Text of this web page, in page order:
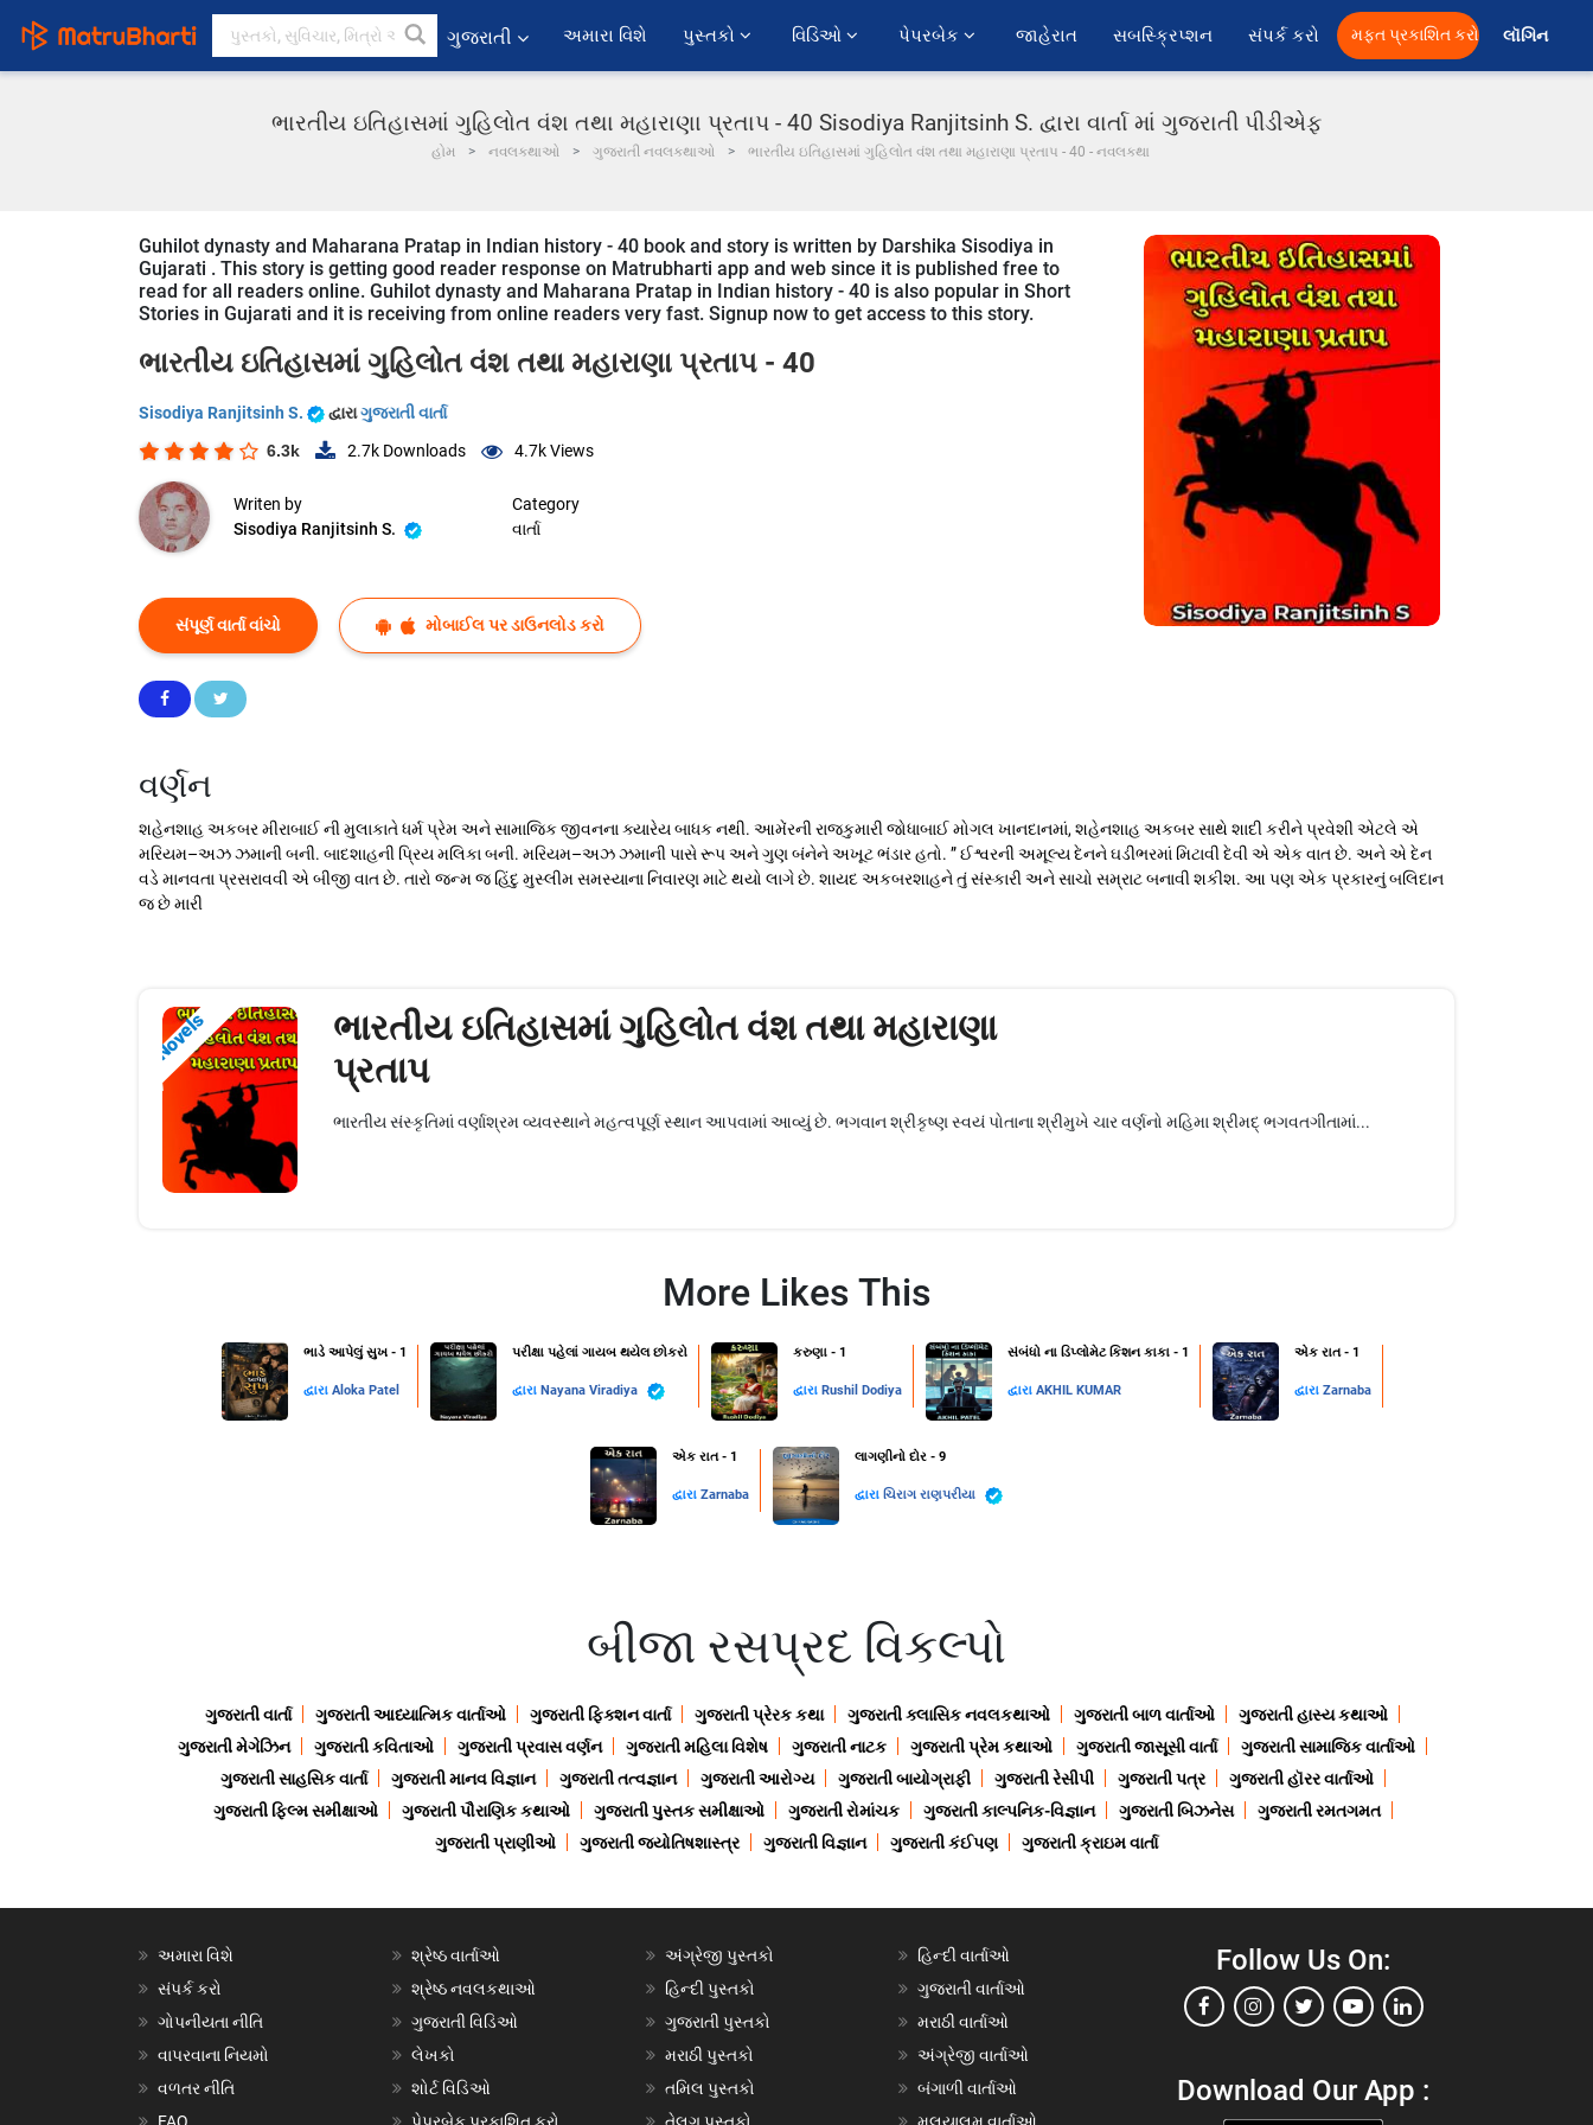
ગુજરાતી અમારા વિશે પુસ્તકો વિડિઓ પેપરબેક જાહેરાત સબસ્ક્રિપ્શન સંપર્ક કરો મફત પ્રકાશિત કરો લૉગિન
ભારતીય ઇતિહાસમાં ગુહિલોત વંશ તથા મહારાણા પ્રતાપ - 40 Sisodiya Ranjitsinh S. દ્વારા વાર્તા માં ગુજરાતી પીડીએફ
હોમ નવલકથાઓ ગુજરાતી નવલકથાઓ ભારતીય ઇતિહાસમાં ગુહિલોત વંશ તથા મહારાણા પ્રતાપ - 40 - નવલકથા
Guhilot dynasty and Maharana Pratap in Indian history - 40 book and story is written by Darshika Sisodiya in
Gujarati . This story is getting good reader response on Matrubharti app and web since it is published free to
read for all readers online. Guhilot dynasty and Maharana Pratap in Indian history - 40 is also popular in Short
Stories in Gujarati and it is receiving from online readers very fast. Signup now to get access to this story.
ભારતીય ઇતિહાસમાં ગુહિલોત વંશ તથા મહારાણા પ્રતાપ - 40
Sisodiya Ranjitsinh S. દ્વારાગુજરાતી વાર્તા
6.3k 2.7k Downloads 4.7kViews
Writen by
Sisodiya Ranjitsinh S.
Category
વાર્તા
સંપૂર્ણ વાર્તા વાંચો મોબાઈલ પર ડાઉનલોડ કરો
વર્ણન
શહેનશાહ અકબર મીરાબાઈ ની મુલાકાતે ધર્મ પ્રેમ અને સામાજિક જીવનના ક્યારેય બાધક નથી. આમેંરની રાજકુમારી જોધાબાઈ મોગલ ખાનદાનમાં, શહેનશાહ અકબર સાથે શાદી કરીને પ્રવેશી એટલે એ
મરિયમ–અઝ ઝમાની બની. બાદશાહની પ્રિય મલિકા બની. મરિયમ–અઝ ઝમાની પાસે રૂપ અને ગુણ બંનેને અખૂટ ભંડાર હતો. ” ઈશ્વરની અમૂલ્ય દેનને ઘડીભરમાં મિટાવી દેવી એ એક વાત છે. અને એ દેન
વડે માનવતા પ્રસરાવવી એ બીજી વાત છે. તારો જન્મ જ હિંદુ મુસ્લીમ સમસ્યાના નિવારણ માટે થયો લાગે છે. શાયદ અકબરશાહને તું સંસ્કારી અને સાચો સમ્રાટ બનાવી શકીશ. આ પણ એક પ્રકારનું બલિદાન
જ છે મારી
Novels
ભારતીય ઇતિહાસમાં ગુહિલોત વંશ તથા મહારાણા
પ્રતાપ
ભારતીય સંસ્કૃતિમાં વર્ણાશ્રમ વ્યવસ્થાને મહત્વપૂર્ણ સ્થાન આપવામાં આવ્યું છે. ભગવાન શ્રીકૃષ્ણ સ્વયં પોતાના શ્રીમુખે ચાર વર્ણનો મહિમા શ્રીમદ્ ભગવતગીતામાં...
More Likes This
ભાડે આપેલું સુખ - 1
દ્વારા Aloka Patel
પરીક્ષા પહેલાં ગાયબ થયેલ છોકરો
દ્વારા Nayana Viradiya
કરુણા - 1
દ્વારા Rushil Dodiya
સંબંધો ના ડિપ્લોમેટ કિશન કાકા - 1
દ્વારા AKHIL KUMAR
એક રાત - 1
દ્વારા Zarnaba
એક રાત - 1
દ્વારા Zarnaba
લાગણીનો દોર - 9
દ્વારા ચિરાગ રાણપરીયા
બીજા રસપ્રદ વિકલ્પો
ગુજરાતી વાર્તા ગુજરાતી આધ્યાત્મિક વાર્તાઓ ગુજરાતી ફિક્શન વાર્તા ગુજરાતી પ્રેરક કથા ગુજરાતી ક્લાસિક નવલકથાઓ ગુજરાતી બાળ વાર્તાઓ
ગુજરાતી હાસ્ય કથાઓ
ગુજરાતી મેગેઝિન
ગુજરાતી કવિતાઓ ગુજરાતી પ્રવાસ વર્ણન ગુજરાતી મહિલા વિશેષ ગુજરાતી નાટક ગુજરાતી પ્રેમ કથાઓ ગુજરાતી જાસૂસી વાર્તા
ગુજરાતી સામાજિક વાર્તાઓ
ગુજરાતી સાહસિક વાર્તા
ગુજરાતી માનવ વિજ્ઞાન ગુજરાતી તત્વજ્ઞાન ગુજરાતી આરોગ્ય ગુજરાતી બાયોગ્રાફી ગુજરાતી રેસીપી ગુજરાતી પત્ર
ગુજરાતી હૉરર વાર્તાઓ
ગુજરાતી ફિલ્મ સમીક્ષાઓ
ગુજરાતી પૌરાણિક કથાઓ ગુજરાતી પુસ્તક સમીક્ષાઓ ગુજરાતી રોમાંચક ગુજરાતી કાલ્પનિક-વિજ્ઞાન ગુજરાતી બિઝનેસ
ગુજરાતી રમતગમત
ગુજરાતી પ્રાણીઓ
ગુજરાતી જ્યોતિષશાસ્ત્ર ગુજરાતી વિજ્ઞાન ગુજરાતી કંઈપણ ગુજરાતી ક્રાઇમ વાર્તા
અમારા વિશે
સંપર્ક કરો
ગોપનીયતા નીતિ
વાપરવાના નિયમો
વળતર નીતિ
શ્રેષ્ઠ વાર્તાઓ
શ્રેષ્ઠ નવલકથાઓ
ગુજરાતી વિડિઓ
લેખકો
શોર્ટ વિડિઓ
અંગ્રેજી પુસ્તકો
હિન્દી પુસ્તકો
ગુજરાતી પુસ્તકો
મરાઠી પુસ્તકો
તમિલ પુસ્તકો
હિન્દી વાર્તાઓ
ગુજરાતી વાર્તાઓ
મરાઠી વાર્તાઓ
અંગ્રેજી વાર્તાઓ
બંગાળી વાર્તાઓ
Follow Us On:
Download Our App :